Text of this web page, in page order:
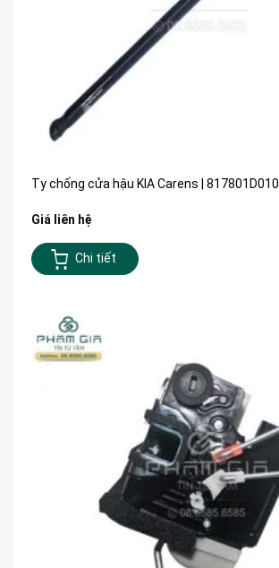
Ty chống cửa hậu KIA Carens | 817801D010
Giá liên hệ
Chi tiết